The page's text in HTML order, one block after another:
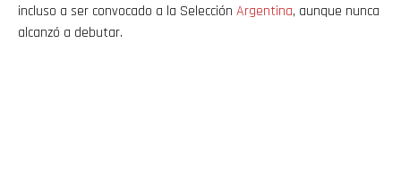
incluso a ser convocado a la Selección Argentina, aunque nunca
alcanzó a debutar.